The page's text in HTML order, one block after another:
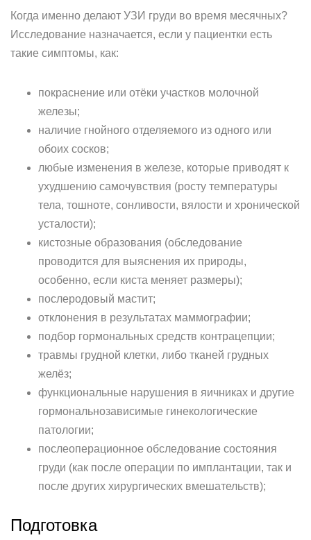
Когда именно делают УЗИ груди во время месячных?
Исследование назначается, если у пациентки есть
такие симптомы, как:
покраснение или отёки участков молочной
железы;
наличие гнойного отделяемого из одного или
обоих сосков;
любые изменения в железе, которые приводят к
ухудшению самочувствия (росту температуры
тела, тошноте, сонливости, вялости и хронической
усталости);
кистозные образования (обследование
проводится для выяснения их природы,
особенно, если киста меняет размеры);
послеродовый мастит;
отклонения в результатах маммографии;
подбор гормональных средств контрацепции;
травмы грудной клетки, либо тканей грудных
желёз;
функциональные нарушения в яичниках и другие
гормональнозависимые гинекологические
патологии;
послеоперационное обследование состояния
груди (как после операции по имплантации, так и
после других хирургических вмешательств);
Подготовка